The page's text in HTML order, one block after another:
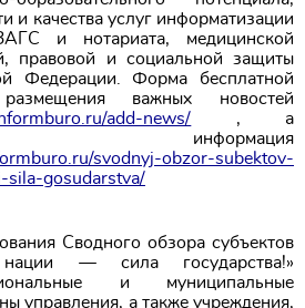
и качества услуг информатизации
и нотариата, медицинской
правовой и социальной защиты
Федерации. Форма бесплатной
важных новостей
add-news/ , а
информация
svodnyj-obzor-subektov-
sila-gosudarstva/
Сводного обзора субъектов
— сила государства!»
и муниципальные
управления, а также учреждения,